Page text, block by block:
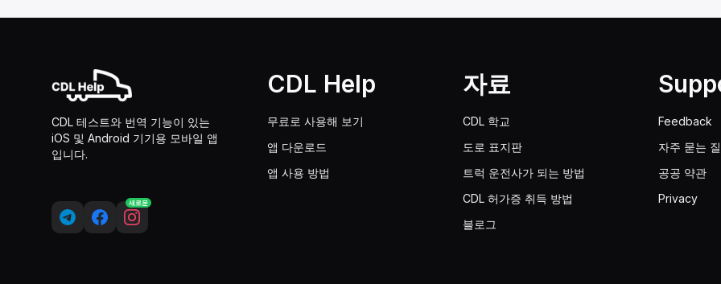
CDL 테스트와 번역 기능이 있는
iOS 및 Android 기기용 모바일 앱
입니다.
새로운
CDL Help
무료로 사용해 보기
앱 다운로드
앱 사용 방법
자료
CDL 학교
도로 표지판
트럭 운전사가 되는 방법
CDL 허가증 취득 방법
블로그
Feedback
자주 묻는
공공 약관
Privacy